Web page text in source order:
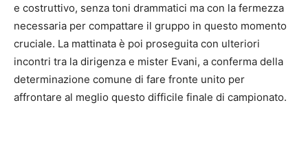
e costruttivo, senza toni drammatici ma con la fermezza
necessaria per compattare il gruppo in questo momento
cruciale. La mattinata è poi proseguita con ulteriori
incontri tra la dirigenza e mister Evani, a conferma della
determinazione comune di fare fronte unito per
affrontare al meglio questo difficile finale di campionato.